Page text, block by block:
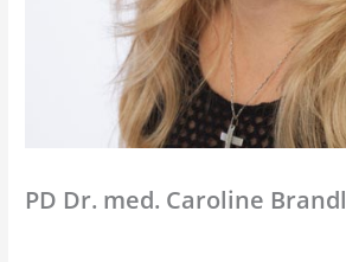
PD Dr. med. Caroline Brandl